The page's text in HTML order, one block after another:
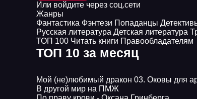
Или войдите через соц.сети
Жанры
Фантастика Фэнтези Попаданцы
Русская литература Детская литература
ТОП 100 Читать книги Правообладателям
ТОП 10 за месяц
Мой (не)любимый дракон 03. Оковы для
В другой мир на ПМЖ